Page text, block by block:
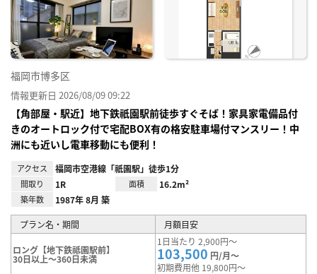
福岡市博多区
情報更新日 2026/08/09 09:22
【角部屋・駅近】地下鉄祇園駅前徒歩すぐそば！家具家電備品付
きのオートロック付で宅配BOX有の格安駐車場付マンスリー！中
洲にも近いし電車移動にも便利！
アクセス 福岡市空港線「祇園駅」徒歩1分
間取り 1R 面積 16.2m²
築年数 1987年 8月 築
プラン名・期間 月額目安
ロング【地下鉄祗園駅前】
30日以上～360日未満
1日当たり 2,900円～
103,500 円/月～
初期費用他 19,800円～